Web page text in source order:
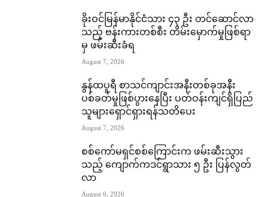
ခိုးဝင်မြန်မာနိုင်ငံသား ၄၃ ဦး တင်ဆောင်လာ
သည့် ဗန်းကားတစ်စီး တိမ်းမှောက်မှုဖြစ်ရာ
မှ ဖမ်းဆီးခံရ
August 7, 2026
နွန်ထပူရီ စာသင်ကျာင်းအနီးတစ်ခုအနီး
ပစ်ခတ်မှုဖြစ်ပွားနေပြီး ပတ်ဝန်းကျင်ရှိပြည်
သူများရှောင်ရှားရန်သတိပေး
August 7, 2026
စစ်ကော်မရှင်စစ်ကြောင်းက ဖမ်းဆီးသွား
သည့် ကျောက်ကဒင်ရွာသား ၅ ဦး ပြန်လွတ်
လာ